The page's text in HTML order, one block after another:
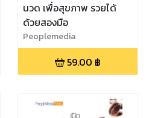
นวด เพื่อสุขภาพ รวยได้
ด้วยสองมือ
Peoplemedia
59.00 ฿